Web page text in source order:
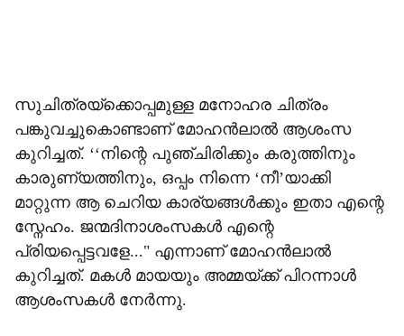
സുചിത്രയ്ക്കൊപ്പമുള്ള മനോഹര ചിത്രം
പങ്കുവച്ചുകൊണ്ടാണ് മോഹൻലാൽ ആശംസ
കുറിച്ചത്. ‘‘നിന്റെ പുഞ്ചിരിക്കും കരുത്തിനും
കാരുണ്യത്തിനും, ഒപ്പം നിന്നെ ‘നീ’യാക്കി
മാറ്റുന്ന ആ ചെറിയ കാര്യങ്ങൾക്കും ഇതാ എന്റെ
സ്നേഹം. ജന്മദിനാശംസകൾ എന്റെ
പ്രിയപ്പെട്ടവളേ..." എന്നാണ് മോഹൻലാൽ
കുറിച്ചത്. മകൾ മായയും അമ്മയ്ക്ക് പിറന്നാൾ
ആശംസകൾ നേർന്നു.